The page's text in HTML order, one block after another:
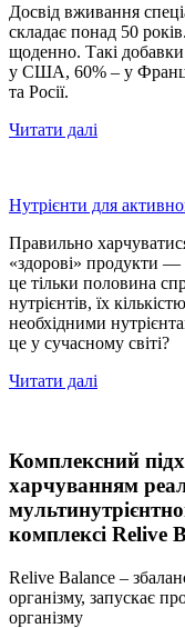
Досвід вживання
складає понад 50
щоденно. Такі
у США, 60% – у
та Росії.
Читати далі
Нутрієнти для
Правильно
«здорові» продукти —
це тільки половина
нутрієнтів, їх
необхідними
це у сучасному світі?
Читати далі
Комплексний
харчуванням
комплексі Relive
Relive Balance –
організму, запускає
організму